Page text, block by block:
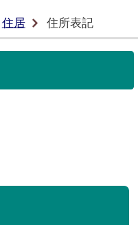
住居 住所表記